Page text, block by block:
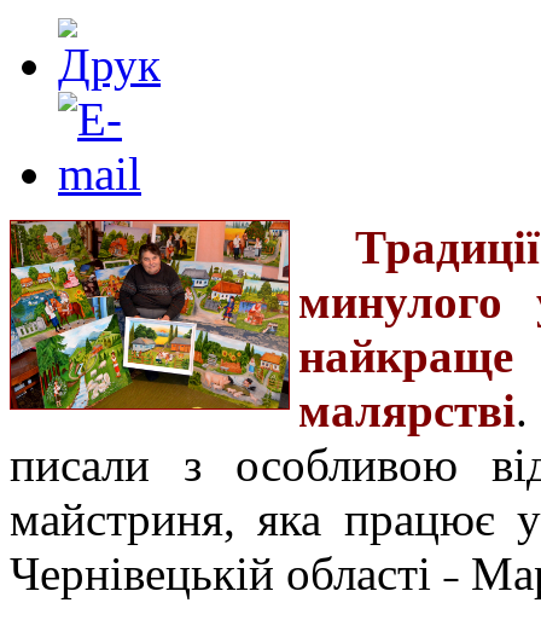
минулого
найкраще
малярстві.
писали з особливою
майстриня, яка працює у
Чернівецькій області ˗